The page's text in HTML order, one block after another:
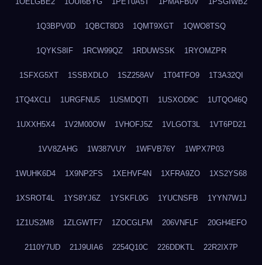
1Q3BPV0D 1QBCT8D3 1QMT9XGT 1QWO8TSQ
1QYKS8IF 1RCW99QZ 1RDUWSSK 1RYOMZPR
1SFXG5XT 1SSBXDLO 1SZ258AV 1T04TFO9 1T3A32QI
1TQ4XCLI 1URGFNU5 1USMDQTI 1USXOD9C 1UTQO46Q
1UXXH5X4 1V2M00OW 1VHOFJ5Z 1VLGOT3L 1VT6PD21
1VV8ZAHG 1W387VUY 1WFVB76Y 1WPX7P03
1WUHK6D4 1X9NP2FS 1XEHVF4N 1XFRA9ZO 1XS2YS68
1XSROT4L 1YS8YJ6Z 1YSKFL0G 1YUCNSFB 1YYN7W1J
1Z1US2M8 1ZLGWTF7 1ZOCGLFM 206VNFLF 20GH4EFO
2110Y7UD 21J9UIA6 2254Q10C 226DDKTL 22R2IX7P